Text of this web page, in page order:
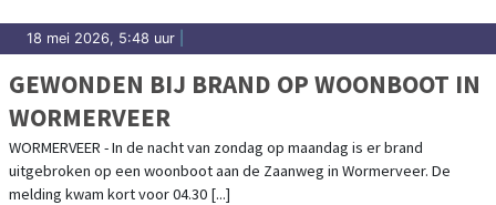
18 mei 2026, 5:48 uur
GEWONDEN BIJ BRAND OP WOONBOOT IN
WORMERVEER
WORMERVEER - In de nacht van zondag op maandag is er brand
uitgebroken op een woonboot aan de Zaanweg in Wormerveer. De
melding kwam kort voor 04.30 [...]